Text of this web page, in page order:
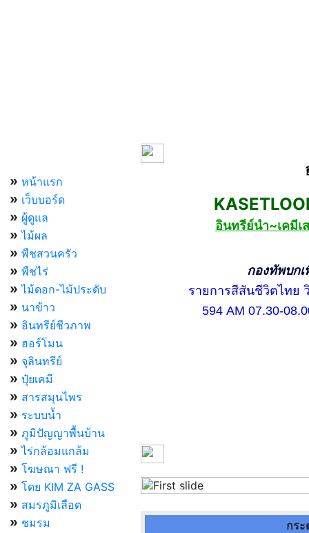
» หน้าแรก
» เว็บบอร์ด
» ผู้ดูแล
» ไม้ผล
» พืชสวนครัว
» พืชไร่
» ไม้ดอก-ไม้ประดับ
» นาข้าว
» อินทรีย์ชีวภาพ
» ฮอร์โมน
» จุลินทรีย์
» ปุ๋ยเคมี
» สารสมุนไพร
» ระบบน้ำ
» ภูมิปัญญาพื้นบ้าน
» ไร่กล้อมแกล้ม
» โฆษณา ฟรี !
» โดย KIM ZA GASS
» สมรภูมิเลือด
» ชมรม
อินทรีย์นำ~เคมีเ
กองทัพบกเพื่อป
รายการสีสันชีวิตไทย วิ
594 AM 07.30-08.00
Previous
กร